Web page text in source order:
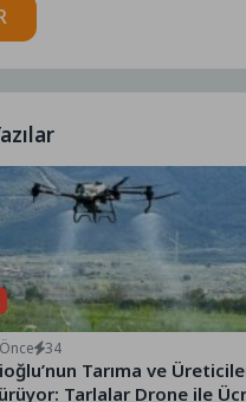
34
Tarıma ve
Tarlalar Drone ile